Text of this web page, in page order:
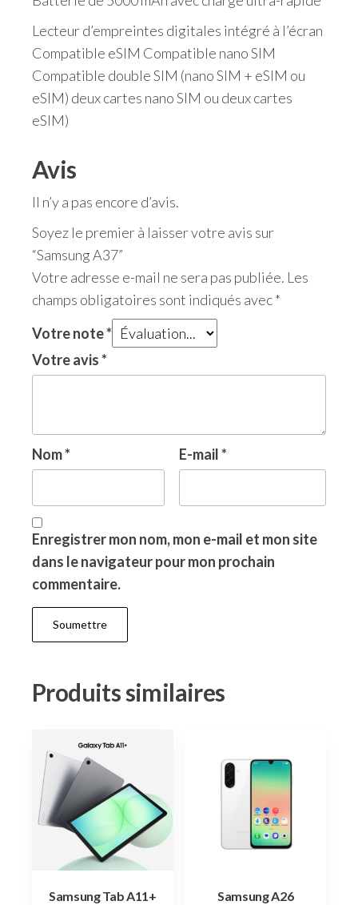
Lecteur d’empreintes digitales intégré à l’écran
Compatible eSIM Compatible nano SIM
Compatible double SIM (nano SIM + eSIM ou
eSIM) deux cartes nano SIM ou deux cartes
eSIM)
Avis
Il n’y a pas encore d’avis.
Soyez le premier à laisser votre avis sur
“Samsung A37”
Votre adresse e-mail ne sera pas publiée. Les
champs obligatoires sont indiqués avec*
Votre note*
Votre avis*
Nom* E-mail*
Enregistrer mon nom, mon e-mail et mon site
dans le navigateur pour mon prochain
commentaire.
Produits similaires
Samsung Tab A11+ Samsung A26